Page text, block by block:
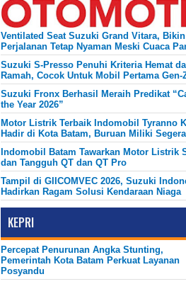
Ventilated Seat Suzuki Grand Vitara, Bikin
Perjalanan Tetap Nyaman Meski Cuaca
Suzuki S-Presso Penuhi Kriteria Hemat
Ramah, Cocok Untuk Mobil Pertama Gen-
Suzuki Fronx Berhasil Meraih Predikat
the Year 2026”
Motor Listrik Terbaik Indomobil Tyranno
Hadir di Kota Batam, Buruan Miliki Segera
Indomobil Batam Tawarkan Motor Listrik
dan Tangguh QT dan QT Pro
Tampil di GIICOMVEC 2026, Suzuki
Hadirkan Ragam Solusi Kendaraan Niaga
KEPRI
Percepat Penurunan Angka Stunting,
Pemerintah Kota Batam Perkuat Layanan
Posyandu